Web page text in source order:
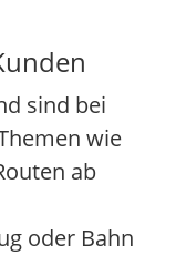
sind bei
wie
ab
oder Bahn